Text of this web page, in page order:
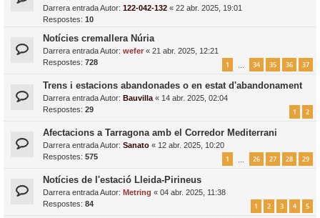
Darrera entrada Autor: 122-042-132 « 22 abr. 2025, 19:01
Respostes: 10
Notícies cremallera Núria
Darrera entrada Autor: wefer « 21 abr. 2025, 12:21
Respostes: 728 1 34 35 36 37
Trens i estacions abandonades o en estat d'abandonament
Darrera entrada Autor: Bauvilla « 14 abr. 2025, 02:04
Respostes: 29 1 2
Afectacions a Tarragona amb el Corredor Mediterrani
Darrera entrada Autor: Sanato « 12 abr. 2025, 10:20
Respostes: 575 1 26 27 28 29
Notícies de l'estació Lleida-Pirineus
Darrera entrada Autor: Metring « 04 abr. 2025, 11:38
Respostes: 84 1 2 3 4 5